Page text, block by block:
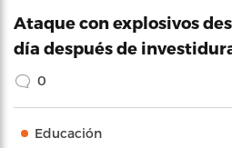
Ataque con explosivos
día después de
0
Educación